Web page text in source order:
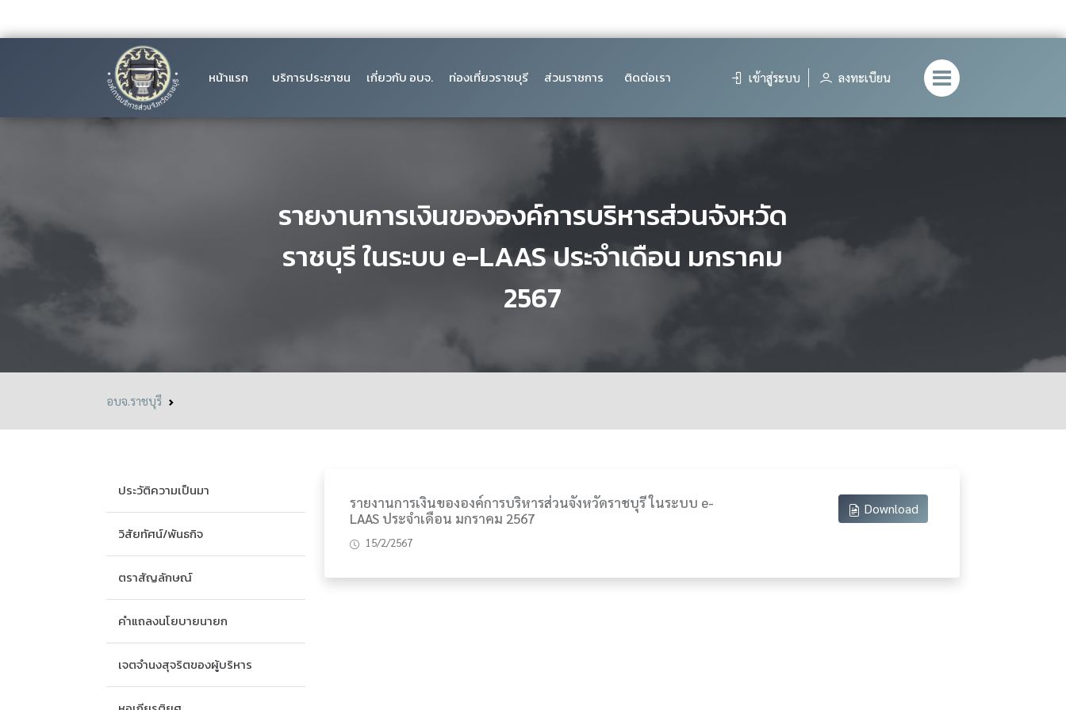
หน้าแรก บริการประชาชน เกี่ยวกับ อบจ. ท่องเที่ยวราชบุรี ส่วนราชการ ติดต่อเรา เข้าสู่ระบบ ลงทะเบียน
รายงานการเงินขององค์การบริหารส่วนจังหวัด
ราชบุรี ในระบบ e-LAAS ประจำเดือน มกราคม
2567
อบจ.ราชบุรี
ประวัติความเป็นมา
วิสัยทัศน์/พันธกิจ
ตราสัญลักษณ์
คำแถลงนโยบายนายก
เจตจำนงสุจริตของผู้บริหาร
รายงานการเงินขององค์การบริหารส่วนจังหวัดราชบุรี ในระบบ e-
LAAS ประจำเดือน มกราคม 2567
15/2/2567
Download